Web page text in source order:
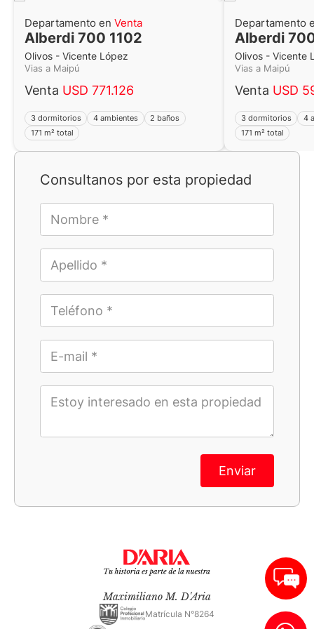
Consultanos por esta propiedad
Enviar
Departamento en Venta
Alberdi 700 1102
Olivos - Vicente López
Vias a Maipú
Venta USD 771.126
3 dormitorios 4 ambientes
2 baños
171 m² total
Departamento
Alberdi
Olivos - Vicente
Vias a Maipú
Venta USD
3 dormitorios
4
171 m² total
Maximiliano M. D'Aria
Matrícula N°8264